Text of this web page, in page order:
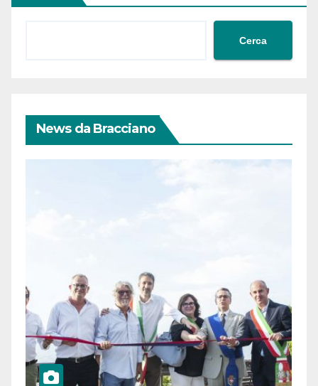
Cerca
News da Bracciano